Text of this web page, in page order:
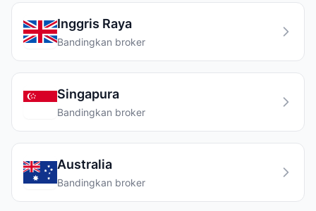
Inggris Raya
Bandingkan broker
Singapura
Bandingkan broker
Australia
Bandingkan broker